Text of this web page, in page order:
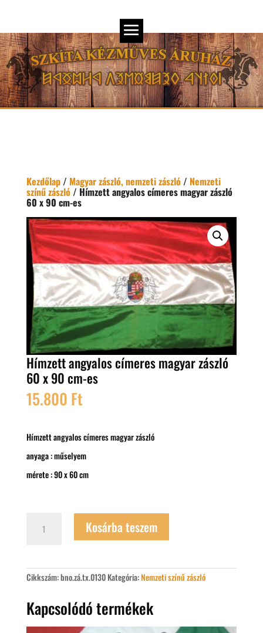
Kezdőlap/ Magyar zászló, nemzeti zászló/ Nemzeti
színű zászló/ Hímzett angyalos címeres magyar zászló
60 x 90 cm-es
Hímzett angyalos címeres magyar zászló
60 x 90 cm-es
15.800 Ft
Hímzett angyalos címeres magyar zászló
anyaga : műselyem
mérete : 90 x 60 cm
angyalos
60
x
cm-
es
Kosárba teszem
Cikkszám:bno.zá.tx.0130 Kategória:Nemzeti színű zászló
Kapcsolódó termékek